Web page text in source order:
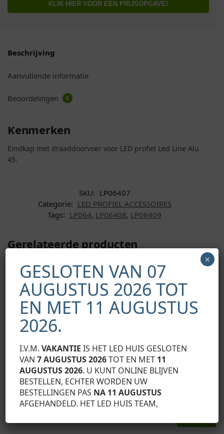
KLIK HIER VOOR EEN PRIJSOPGAVE!
Beschrijving
Aanvullende informatie
Beoordelingen 0
Kenmerken
Eindkap met draaddoorvoer voor LED profiel Led Line Alu
45.
SKU: LP06407
Categorie: LED PROFIEL ACCESSOIRES
Tags: LP064, LP06408, LP06409
Gerelateerde producten
Eindkap Slim Line 15 mm, zonder kabeldoorvoer
€2,29 Exclusief BTW
Toevoegen aan winkelwagen
LED PROFIEL
GESLOTEN VAN 07
AUGUSTUS 2026 TOT
EN MET 11 AUGUSTUS
2026.
I.V.M.VAKANTIE IS HET LED HUIS GESLOTEN
VAN7 AUGUSTUS 2026TOT EN MET 11
AUGUSTUS 2026. U KUNT ONLINE BLIJVEN
BESTELLEN, ECHTER WORDEN UW
BESTELLINGEN PAS NA 11 AUGUSTUS
AFGEHANDELD. HET LED HUIS TEAM,
×